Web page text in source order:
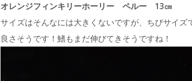
オレンジフィンキリーホーリー ペルー 13㎝
サイズはそんなには大きくないですが、ちびサイ
良さそうです！鰭もまだ伸びてきそうですね！